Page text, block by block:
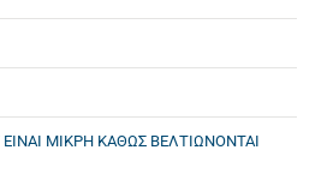
ΜΙΚΡΗ ΚΑΘΩΣ ΒΕΛΤΙΩΝΟΝΤΑΙ